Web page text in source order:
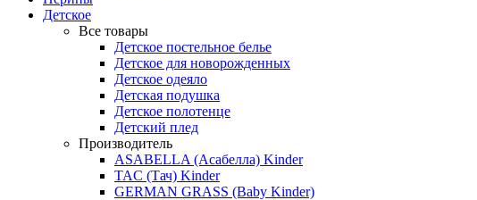
Детское
Все товары
Детское постельное белье
Детское для новорожденных
Детское одеяло
Детская подушка
Детское полотенце
Детский плед
Производитель
ASABELLA (Асабелла) Kinder
TAC (Тач) Kinder
GERMAN GRASS (Baby Kinder)